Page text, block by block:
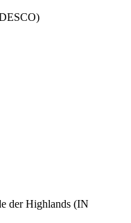
der Highlands (IN